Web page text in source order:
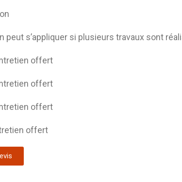
peut s’appliquer si plusieurs travaux sont
offert
offert
offert
offert